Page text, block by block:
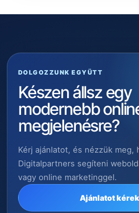
DOLGOZZUNK EGYÜTT
Készen állsz egy
modernebb
megjelenésre?
Kérj ajánlatot, és nézzük meg,
Digitalpartners segíteni
vagy online marketinggel.
Ajánlatot kérek